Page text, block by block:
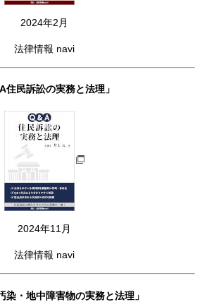
2024年2月
法律情報 navi
住民訴訟の実務と法理」
2024年11月
法律情報 navi
染・地中障害物の実務と法理」